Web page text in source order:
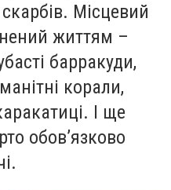
Місцевий
життям –
барракуди,
корали,
І ще
обов’язково